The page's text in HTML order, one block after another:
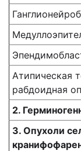
Атипическая
рабдоидная
2.
3. Опухоли